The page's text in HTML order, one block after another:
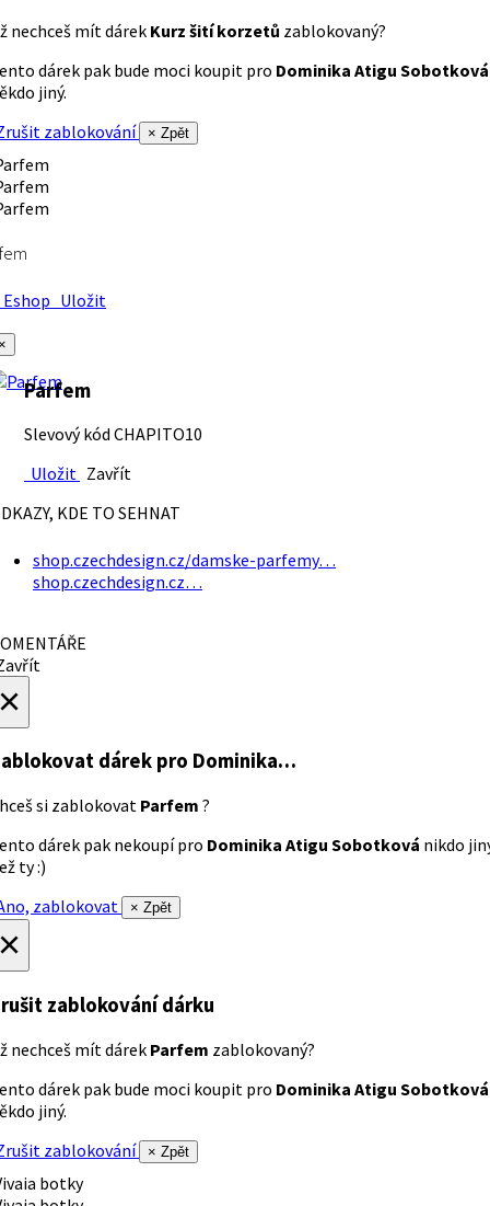
nechceš mít dárek Kurz šití korzetů zablokovaný?
dárek pak bude moci koupit pro Dominika Atigu Sobotková
jiný.
zablokování
× Zpět
Uložit
Parfem
Slevový kód CHAPITO10
Uložit Zavřít
KDE TO SEHNAT
shop.czechdesign.cz/damske-parfemy…
shop.czechdesign.cz…
dárek pro Dominika…
si zablokovat Parfem ?
dárek pak nekoupí pro Dominika Atigu Sobotková nikdo
ty :)
zablokovat
× Zpět
zablokování dárku
nechceš mít dárek Parfem zablokovaný?
dárek pak bude moci koupit pro Dominika Atigu Sobotková
jiný.
zablokování
× Zpět